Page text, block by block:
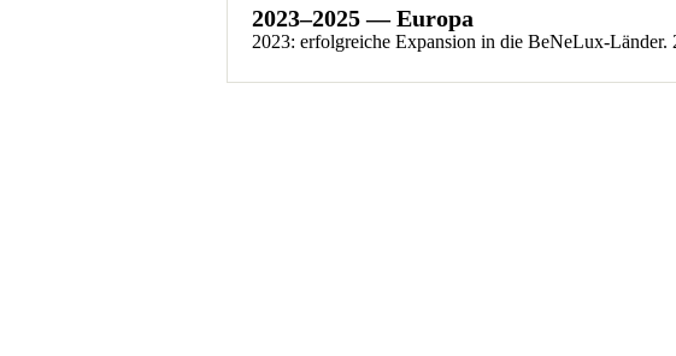
2023–2025 — Europa
2023: erfolgreiche Expansion in die BeNeLux-